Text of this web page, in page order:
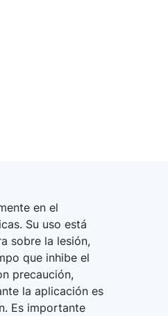
en el
Su uso está
sobre la lesión,
que inhibe el
precaución,
la aplicación es
Es importante